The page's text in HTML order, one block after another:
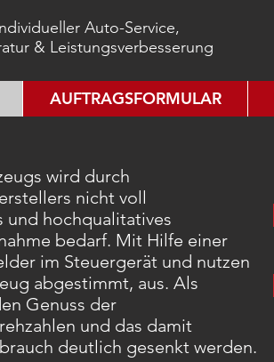
Auto-Service,
& Leistungsverbesserung
AUFTRAGSFORMULAR
wird durch
nicht voll
und hochqualitatives
bedarf. Mit Hilfe einer
im Steuergerät und nutzen
abgestimmt, aus. Als
Genuss der
und das damit
deutlich gesenkt werden.